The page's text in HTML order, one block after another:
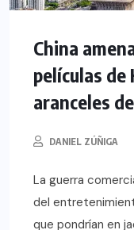
China
películas
aranceles
DANIEL ZÚÑIGA
La guerra
del
que pondrían en